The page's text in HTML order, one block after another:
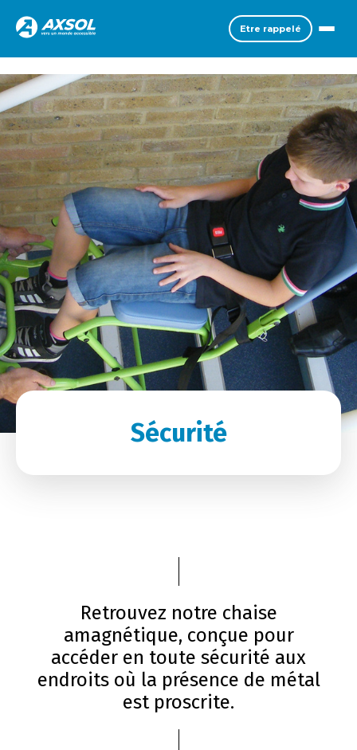
Etre rappelé
Sécurité
Retrouvez notre chaise
amagnétique, conçue pour
accéder en toute sécurité aux
endroits où la présence de métal
est proscrite.